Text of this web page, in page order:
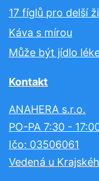
17 fíglů pro delší
Káva s mírou
Může být jídlo
Kontakt
ANAHERA s.r.o.
PO-PA 7:30 -
Ičo: 03506061
Vedená u